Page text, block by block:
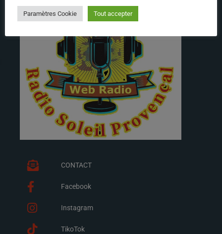
CONTACT
Facebook
Instagram
TikoTok
Paramètres Cookie Tout accepter